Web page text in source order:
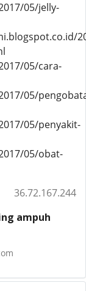
05/jelly-
05/cara-
05/
05/penyakit-
05/obat-
36.72.167.244
ampuh